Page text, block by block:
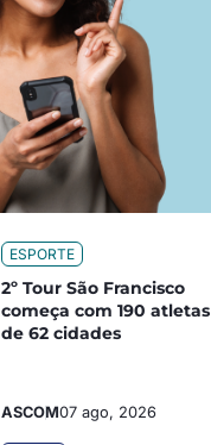
ESPORTE
2º Tour São Francisco
começa com 190 atletas
de 62 cidades
ASCOM07 ago, 2026